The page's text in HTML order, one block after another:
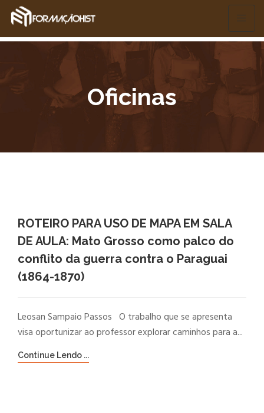
Oficinas
ROTEIRO PARA USO DE MAPA EM SALA
DE AULA: Mato Grosso como palco do
conflito da guerra contra o Paraguai
(1864-1870)
Leosan Sampaio Passos O trabalho que se apresenta
visa oportunizar ao professor explorar caminhos para a...
Continue Lendo ...